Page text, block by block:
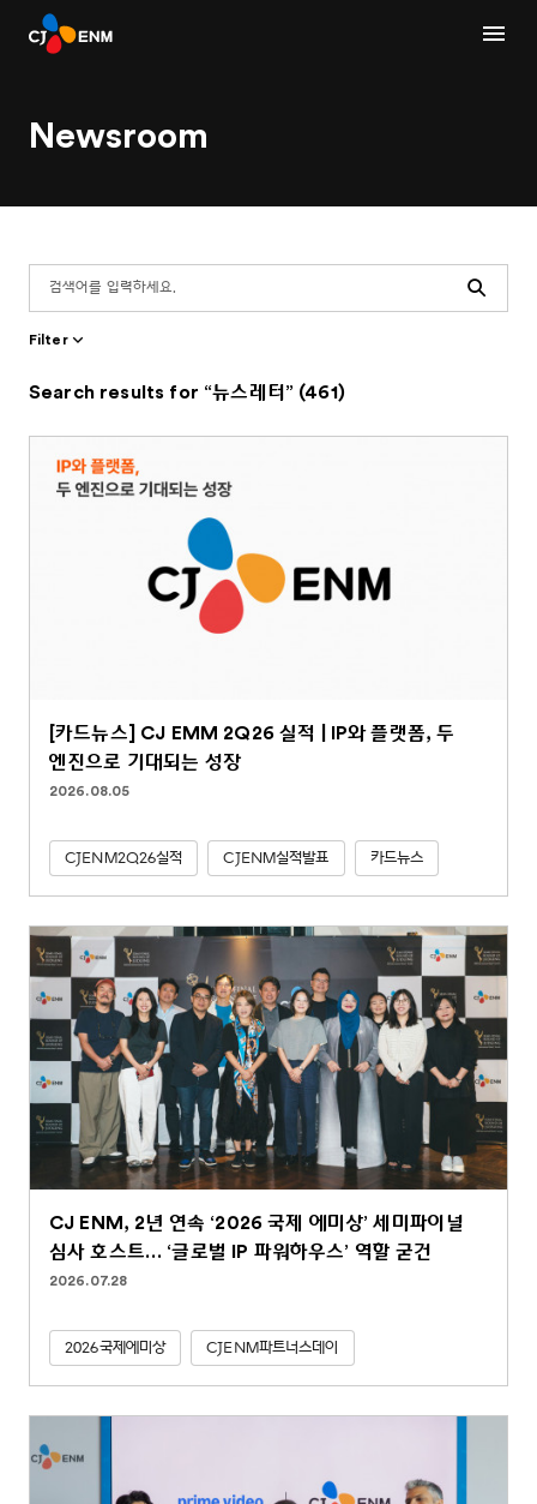
Newsroom
Search
Filter
Search results for “뉴스레터” (461)
[카드뉴스] CJ EMM 2Q26 실적 | IP와 플랫폼, 두
엔진으로 기대되는 성장
2026.08.05
CJENM2Q26실적 CJENM실적발표 카드뉴스
CJ ENM, 2년 연속 ‘2026 국제 에미상’ 세미파이널
심사 호스트… ‘글로벌 IP 파워하우스’ 역할 굳건
2026.07.28
2026국제에미상 CJENM파트너스데이